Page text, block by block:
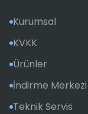
Kurumsal
KVKK
Ürünler
İndirme Merkezi
Teknik Servis